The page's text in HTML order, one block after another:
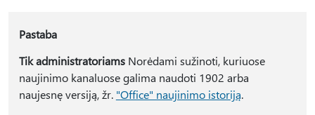
Pastaba
Tik administratoriamsNorėdami sužinoti, kuriuose
naujinimo kanaluose galima naudoti 1902 arba
naujesnę versiją, žr. "Office" naujinimo istoriją.